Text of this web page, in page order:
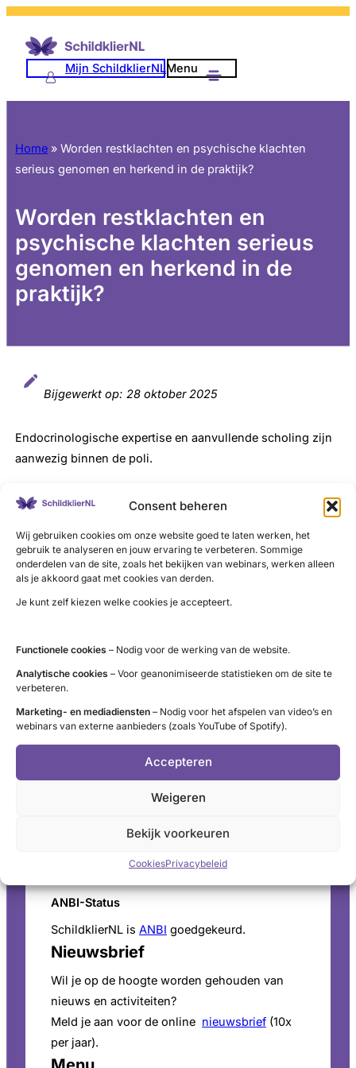
Consent beheren
Wij gebruiken cookies om onze website goed te laten werken, het
gebruik te analyseren en jouw ervaring te verbeteren. Sommige
onderdelen van de site, zoals het bekijken van webinars, werken alleen
als je akkoord gaat met cookies van derden.
Je kunt zelf kiezen welke cookies je accepteert.
Functionele cookies – Nodig voor de werking van de website.
Analytische cookies – Voor geanonimiseerde statistieken om de site te
verbeteren.
Marketing- en mediadiensten – Nodig voor het afspelen van video’s en
webinars van externe aanbieders (zoals YouTube of Spotify).
Accepteren
Weigeren
Bekijk voorkeuren
CookiesPrivacybeleid
Mijn SchildklierNLMenu
Home »Worden restklachten en psychische klachten
serieus genomen en herkend in de praktijk?
Worden restklachten en
psychische klachten serieus
genomen en herkend in de
praktijk?
Bijgewerkt op: 28 oktober 2025
Endocrinologische expertise en aanvullende scholing zijn
aanwezig binnen de poli.
LinkedIn
X YouTube
Instagram
Facebook
Administratie (9 tot 12 uur)
tel. 085 – 489 12 36
info@schildklier.nl
Postbus 60, 3940 AB Doorn
Schildkliertelefoon
Voor een luisterend oor, informatie en
vragen. Ga naar deopeningstijden
ANBI-Status
SchildklierNL is ANBI goedgekeurd.
Nieuwsbrief
Wil je op de hoogte worden gehouden van
nieuws en activiteiten?
Meld je aan voor de online nieuwsbrief (10x
per jaar).